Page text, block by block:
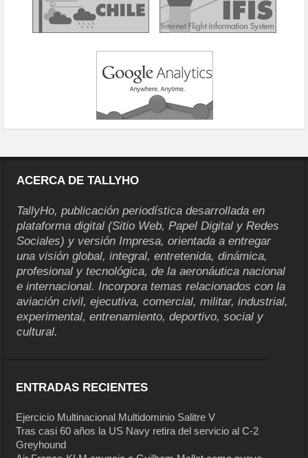
ACERCA DE TALLYHO
TallyHo, publicación periodística desarrollada en
plataforma digital (Sitio Web, Papel Digital y Redes
Sociales) y versión Impresa, orientada a entregar
una visión global, integral, entretenida, dinámica,
profesional y tecnológica, de la aeronáutica nacional
e internacional. Incorpora temas relacionados con la
aviación civil, ejecutiva, comercial, militar, industrial,
experimental, entrenamiento, deportivo, social y
cultural.
ENTRADAS RECIENTES
Ejercicio Multinacional Multidominio Salitre V
Tras casi 60 años la US Navy retira del servicio al C-2
Greyhound